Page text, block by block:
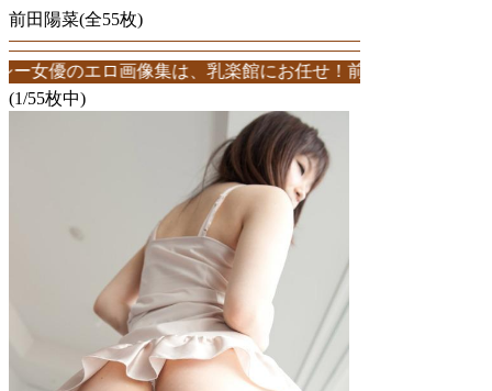
前田陽菜(全55枚)
エロ画像集は、乳楽館にお任せ！前田陽菜エロ画像が55枚
(1/55枚中)